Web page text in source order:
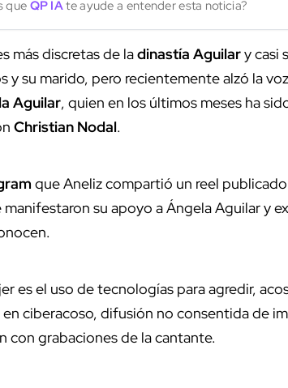
que QP IAte ayude a entender esta noticia?
más discretas de ladinastía Aguilary casi
y su marido, pero recientemente alzó la
Aguilar, quien en los últimos meses ha
Christian Nodal.
que Aneliz compartió un reel
su apoyo a Ángela Aguilar y
es el uso de tecnologías para agredir,
ciberacoso, difusión no consentida de
con grabaciones de la cantante.